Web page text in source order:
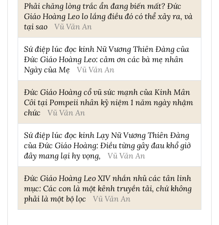
Phải chăng lòng trắc ẩn đang biến mất? Đức
Giáo Hoàng Leo lo lắng điều đó có thể xảy ra, và
tại sao
Vũ Văn An
Sứ điệp lúc đọc kinh Nữ Vương Thiên Đàng của
Đức Giáo Hoàng Leo: cảm ơn các bà mẹ nhân
Ngày của Mẹ
Vũ Văn An
Đức Giáo Hoàng cổ vũ sức mạnh của Kinh Mân
Côi tại Pompeii nhân kỷ niệm 1 năm ngày nhậm
chức
Vũ Văn An
Sứ điệp lúc đọc kinh Lạy Nữ Vương Thiên Đàng
của Đức Giáo Hoàng: Điều từng gây đau khổ giờ
đây mang lại hy vọng,
Vũ Văn An
Đức Giáo Hoàng Leo XIV nhắn nhủ các tân linh
mục: Các con là một kênh truyền tải, chứ không
phải là một bộ lọc
Vũ Văn An